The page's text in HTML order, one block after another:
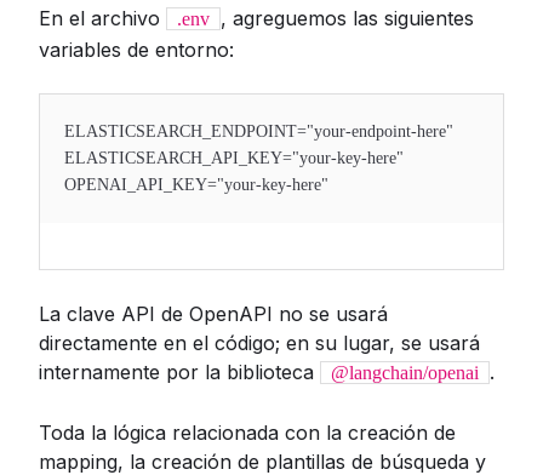
En el archivo .env , agreguemos las siguientes
variables de entorno:
ELASTICSEARCH_ENDPOINT="your-endpoint-here"
ELASTICSEARCH_API_KEY="your-key-here"
OPENAI_API_KEY="your-key-here"
La clave API de OpenAPI no se usará
directamente en el código; en su lugar, se usará
internamente por la biblioteca
@langchain/openai .
Toda la lógica relacionada con la creación de
mapping, la creación de plantillas de búsqueda y